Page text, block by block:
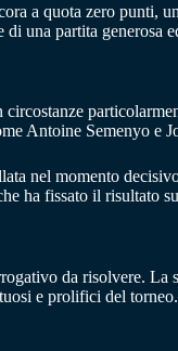
a quota zero punti,
una partita generosa
Antoine Semenyo e
nel momento
ha fissato il risultato
da risolvere.
e prolifici del